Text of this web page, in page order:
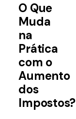
O Que
Muda
na
Prática
com o
Aumento
dos
Impostos?